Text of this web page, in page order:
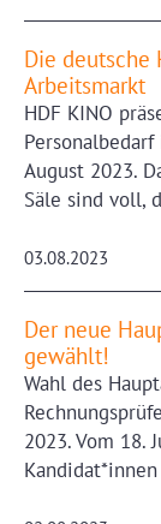
Die deutsche
Arbeitsmarkt
HDF KINO
August 2023.
Säle sind voll,
03.08.2023
Der neue
gewählt!
Wahl des
2023. Vom 18.